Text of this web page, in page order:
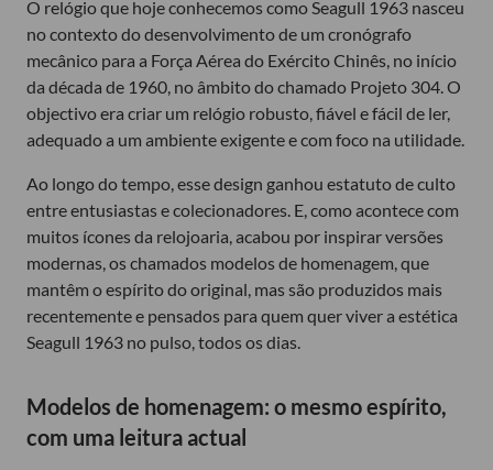
O relógio que hoje conhecemos como Seagull 1963 nasceu
no contexto do desenvolvimento de um cronógrafo
mecânico para a Força Aérea do Exército Chinês, no início
da década de 1960, no âmbito do chamado Projeto 304. O
objectivo era criar um relógio robusto, fiável e fácil de ler,
adequado a um ambiente exigente e com foco na utilidade.
Ao longo do tempo, esse design ganhou estatuto de culto
entre entusiastas e colecionadores. E, como acontece com
muitos ícones da relojoaria, acabou por inspirar versões
modernas, os chamados modelos de homenagem, que
mantêm o espírito do original, mas são produzidos mais
recentemente e pensados para quem quer viver a estética
Seagull 1963 no pulso, todos os dias.
Modelos de homenagem: o mesmo espírito,
com uma leitura actual